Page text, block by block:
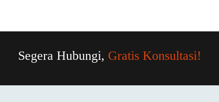
Segera Hubungi, Gratis Konsultasi!